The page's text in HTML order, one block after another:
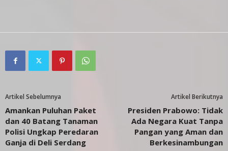
Artikel Sebelumnya
Amankan Puluhan Paket
dan 40 Batang Tanaman
Polisi Ungkap Peredaran
Ganja di Deli Serdang
Artikel Berikutnya
Presiden Prabowo: Tidak
Ada Negara Kuat Tanpa
Pangan yang Aman dan
Berkesinambungan